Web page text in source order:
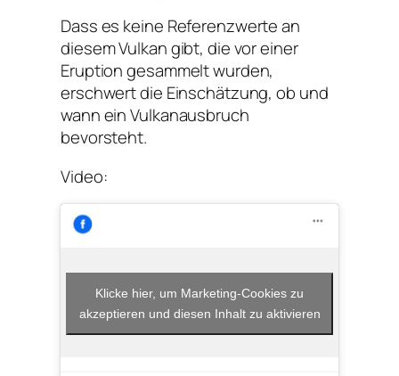
Dass es keine Referenzwerte an
diesem Vulkan gibt, die vor einer
Eruption gesammelt wurden,
erschwert die Einschätzung, ob und
wann ein Vulkanausbruch
bevorsteht.
Video:
Klicke hier, um Marketing-Cookies zu
akzeptieren und diesen Inhalt zu aktivieren